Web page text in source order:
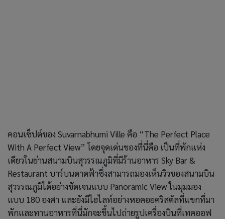
คอนเซ็ปต์ของ Suvarnabhumi Ville คือ “The Perfect Place
With A Perfect View” โดยจุดเด่นของที่นี่คือ เป็นที่พักแห่ง
เดียวในย่านสนามบินสุวรรณภูมิที่มีร้านอาหาร Sky Bar &
Restaurant บาร์บนดาดฟ้าซึ่งสามารถมองเห็นวิวของสนามบิน
สุวรรณภูมิได้อย่างชัดเจนแบบ Panoramic View ในมุมมอง
แบบ 180 องศา และยังมีไฮไลท์อย่างหอคอยคริสตัลที่แขกที่มา
พักและทานอาหารที่นี่มักจะขึ้นไปถ่ายรูปเครื่องบินที่เทคออฟ